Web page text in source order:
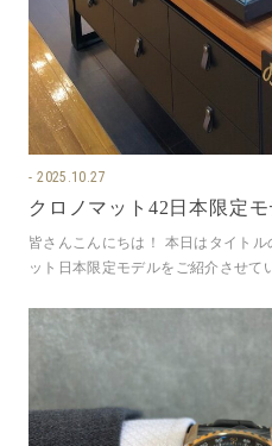
2025.10.27
クロノマット42日本限定モ
皆さんこんにちは！ 本日はタイト
ット日本限定モデルをご紹介させて